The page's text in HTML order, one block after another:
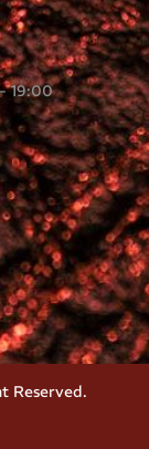
19:00
Reserved.